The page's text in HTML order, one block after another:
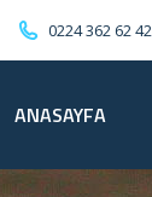
0224 362 62 42
ANASAYFA